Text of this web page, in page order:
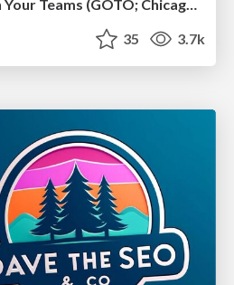
Refactoring Trust on Your Teams (GOTO; Chicago 2020)
35 3.7k